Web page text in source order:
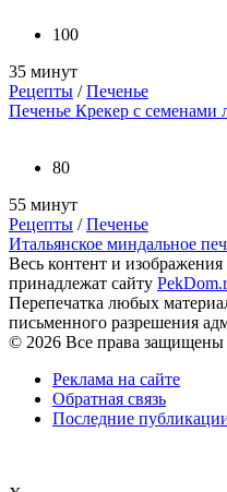
100
35 минут
Рецепты /Печенье
Печенье Крекер с семенами
80
55 минут
Рецепты /Печенье
Итальянское миндальное
Весь контент и
принадлежат сайту
Перепечатка любых
письменного разрешения
© 2026 Все права защищены
Реклама на сайте
Обратная связь
Последние